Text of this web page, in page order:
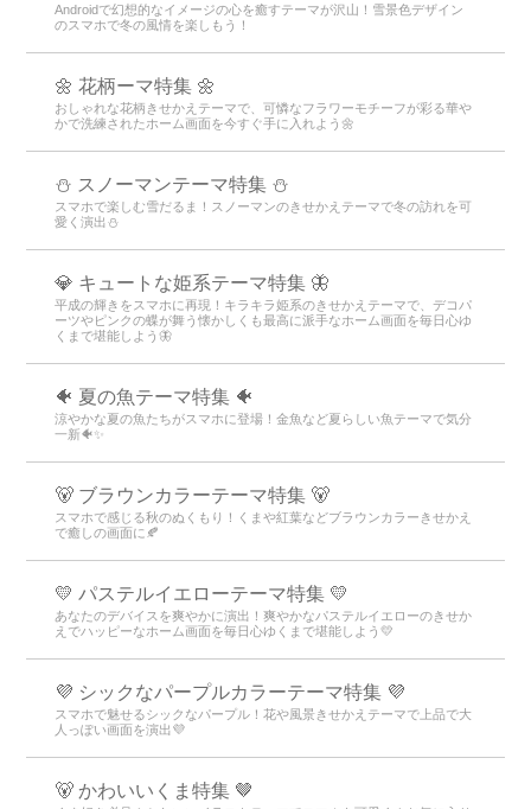
Androidで幻想的なイメージの心を癒すテーマが沢山！雪景色デザイン
のスマホで冬の風情を楽しもう！
🌼 花柄ーマ特集 🌼
おしゃれな花柄きせかえテーマで、可憐なフラワーモチーフが彩る華や
かで洗練されたホーム画面を今すぐ手に入れよう🌼
⛄ スノーマンテーマ特集 ⛄
スマホで楽しむ雪だるま！スノーマンのきせかえテーマで冬の訪れを可
愛く演出⛄
💎 キュートな姫系テーマ特集 🦋
平成の輝きをスマホに再現！キラキラ姫系のきせかえテーマで、デコパ
ーツやピンクの蝶が舞う懐かしくも最高に派手なホーム画面を毎日心ゆ
くまで堪能しよう🦋
🐠 夏の魚テーマ特集 🐠
涼やかな夏の魚たちがスマホに登場！金魚など夏らしい魚テーマで気分
一新🐠✨
🐻 ブラウンカラーテーマ特集 🐻
スマホで感じる秋のぬくもり！くまや紅葉などブラウンカラーきせかえ
で癒しの画面に🍂
💛 パステルイエローテーマ特集 💛
あなたのデバイスを爽やかに演出！爽やかなパステルイエローのきせか
えでハッピーなホーム画面を毎日心ゆくまで堪能しよう💛
💜 シックなパープルカラーテーマ特集 💜
スマホで魅せるシックなパープル！花や風景きせかえテーマで上品で大
人っぽい画面を演出💜
🐻 かわいいくま特集 🤎